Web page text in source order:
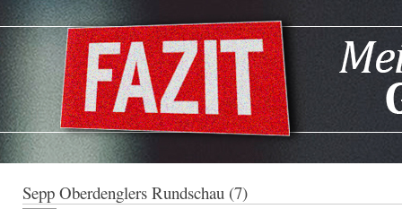
Sepp Oberdenglers Rundschau (7)